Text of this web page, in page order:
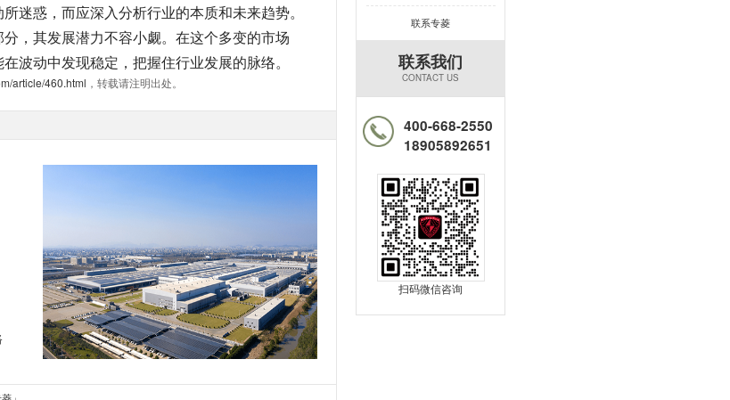
迷惑，而应深入分析行业的本质和未来趋势。
，其发展潜力不容小觑。在这个多变的市场
波动中发现稳定，把握住行业发展的脉络。
article/460.html ，转载请注明出处。
联系专菱
联系我们
CONTACT US
400-668-2550
18905892651
扫码微信咨询